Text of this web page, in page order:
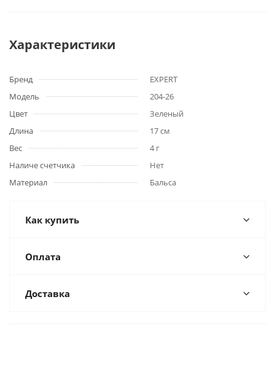
Характеристики
Бренд
EXPERT
Модель
204-26
Цвет
Зеленый
Длина
17 см
Вес
4 г
Наличе счетчика
Нет
Материал
Бальса
Как купить
Оплата
Доставка